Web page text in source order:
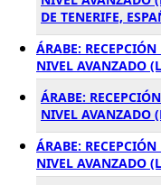
DE TENERIFE,
ÁRABE:
NIVEL AVANZADO
ÁRABE:
NIVEL AVANZADO
ÁRABE:
NIVEL AVANZADO